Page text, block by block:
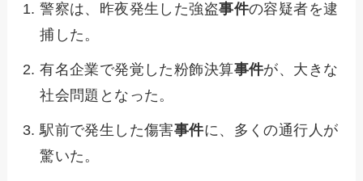
警察は、昨夜発生した強盗事件の容疑者を逮
捕した。
有名企業で発覚した粉飾決算事件が、大きな
社会問題となった。
駅前で発生した傷害事件に、多くの通行人が
驚いた。